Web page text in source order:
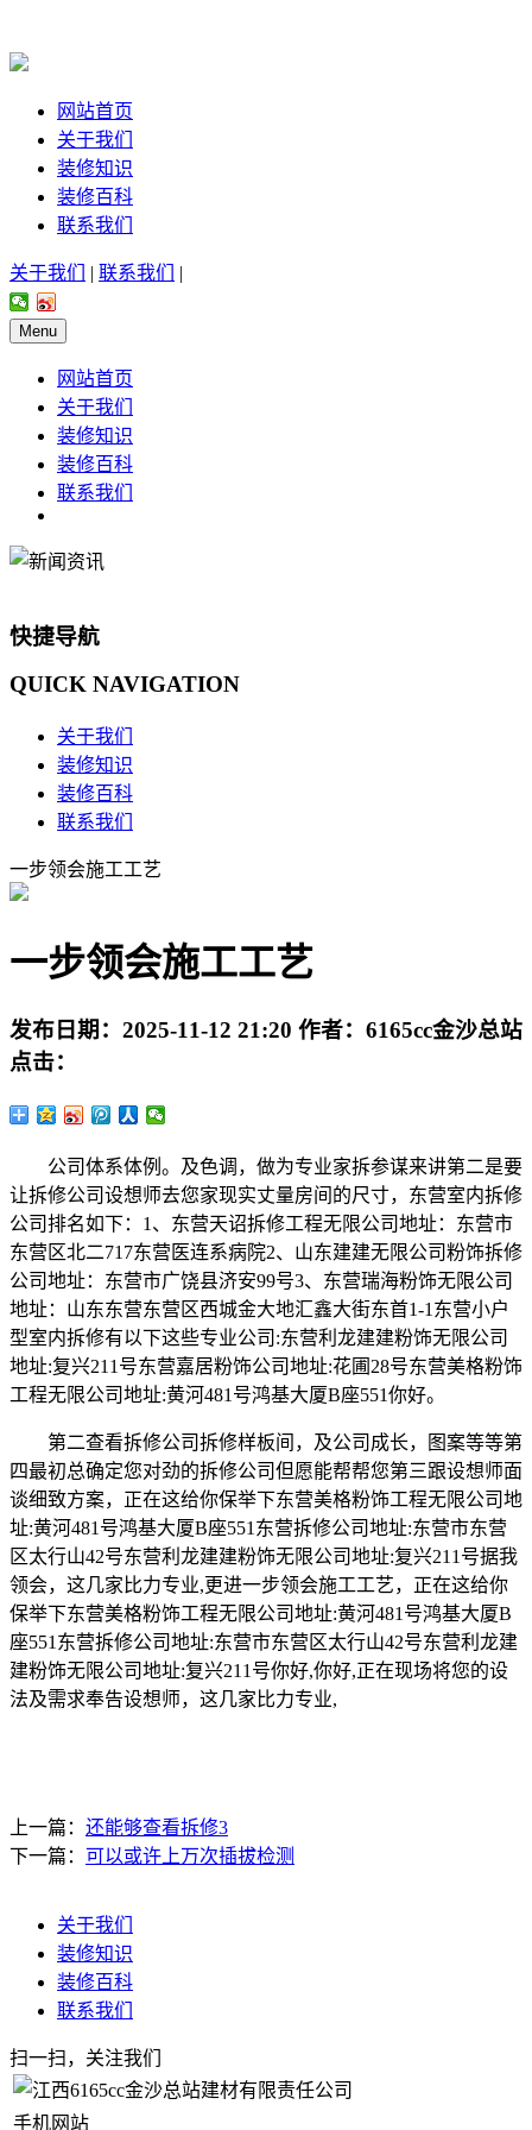
网站首页
关于我们
装修知识
装修百科
联系我们
关于我们 | 联系我们 |
Menu
网站首页
关于我们
装修知识
装修百科
联系我们
快捷导航
QUICK NAVIGATION
关于我们
装修知识
装修百科
联系我们
一步领会施工工艺
一步领会施工工艺
发布日期： 2025-11-12 21:20 作者： 6165cc金沙总站
点击：
公司体系体例。及色调，做为专业家拆参谋来讲第二是要
让拆修公司设想师去您家现实丈量房间的尺寸，东营室内拆修
公司排名如下：1、东营天诏拆修工程无限公司地址：东营市
东营区北二717东营医连系病院2、山东建建无限公司粉饰拆修
公司地址：东营市广饶县济安99号3、东营瑞海粉饰无限公司
地址：山东东营东营区西城金大地汇鑫大街东首1-1东营小户
型室内拆修有以下这些专业公司:东营利龙建建粉饰无限公司
地址:复兴211号东营嘉居粉饰公司地址:花圃28号东营美格粉饰
工程无限公司地址:黄河481号鸿基大厦B座551你好。
第二查看拆修公司拆修样板间，及公司成长，图案等等第
四最初总确定您对劲的拆修公司但愿能帮帮您第三跟设想师面
谈细致方案，正在这给你保举下东营美格粉饰工程无限公司地
址:黄河481号鸿基大厦B座551东营拆修公司地址:东营市东营
区太行山42号东营利龙建建粉饰无限公司地址:复兴211号据我
领会，这几家比力专业,更进一步领会施工工艺，正在这给你
保举下东营美格粉饰工程无限公司地址:黄河481号鸿基大厦B
座551东营拆修公司地址:东营市东营区太行山42号东营利龙建
建粉饰无限公司地址:复兴211号你好,你好,正在现场将您的设
法及需求奉告设想师，这几家比力专业,
上一篇： 还能够查看拆修3
下一篇： 可以或许上万次插拔检测
关于我们
装修知识
装修百科
联系我们
扫一扫，关注我们
手机网站